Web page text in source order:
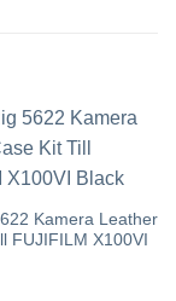
Kamera Leather
FUJIFILM X100VI